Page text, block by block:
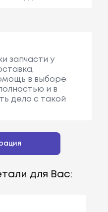
запчасти у
в выборе
и в
дело с такой
для Вас: